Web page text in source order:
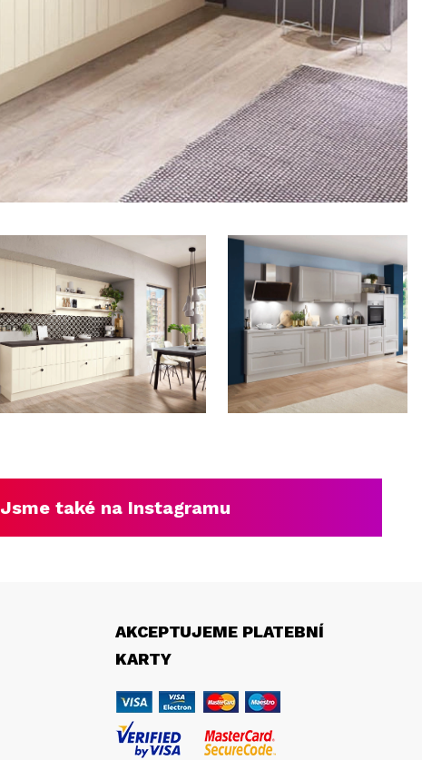
Jsme také na Instagramu
AKCEPTUJEME PLATEBNÍ
KARTY